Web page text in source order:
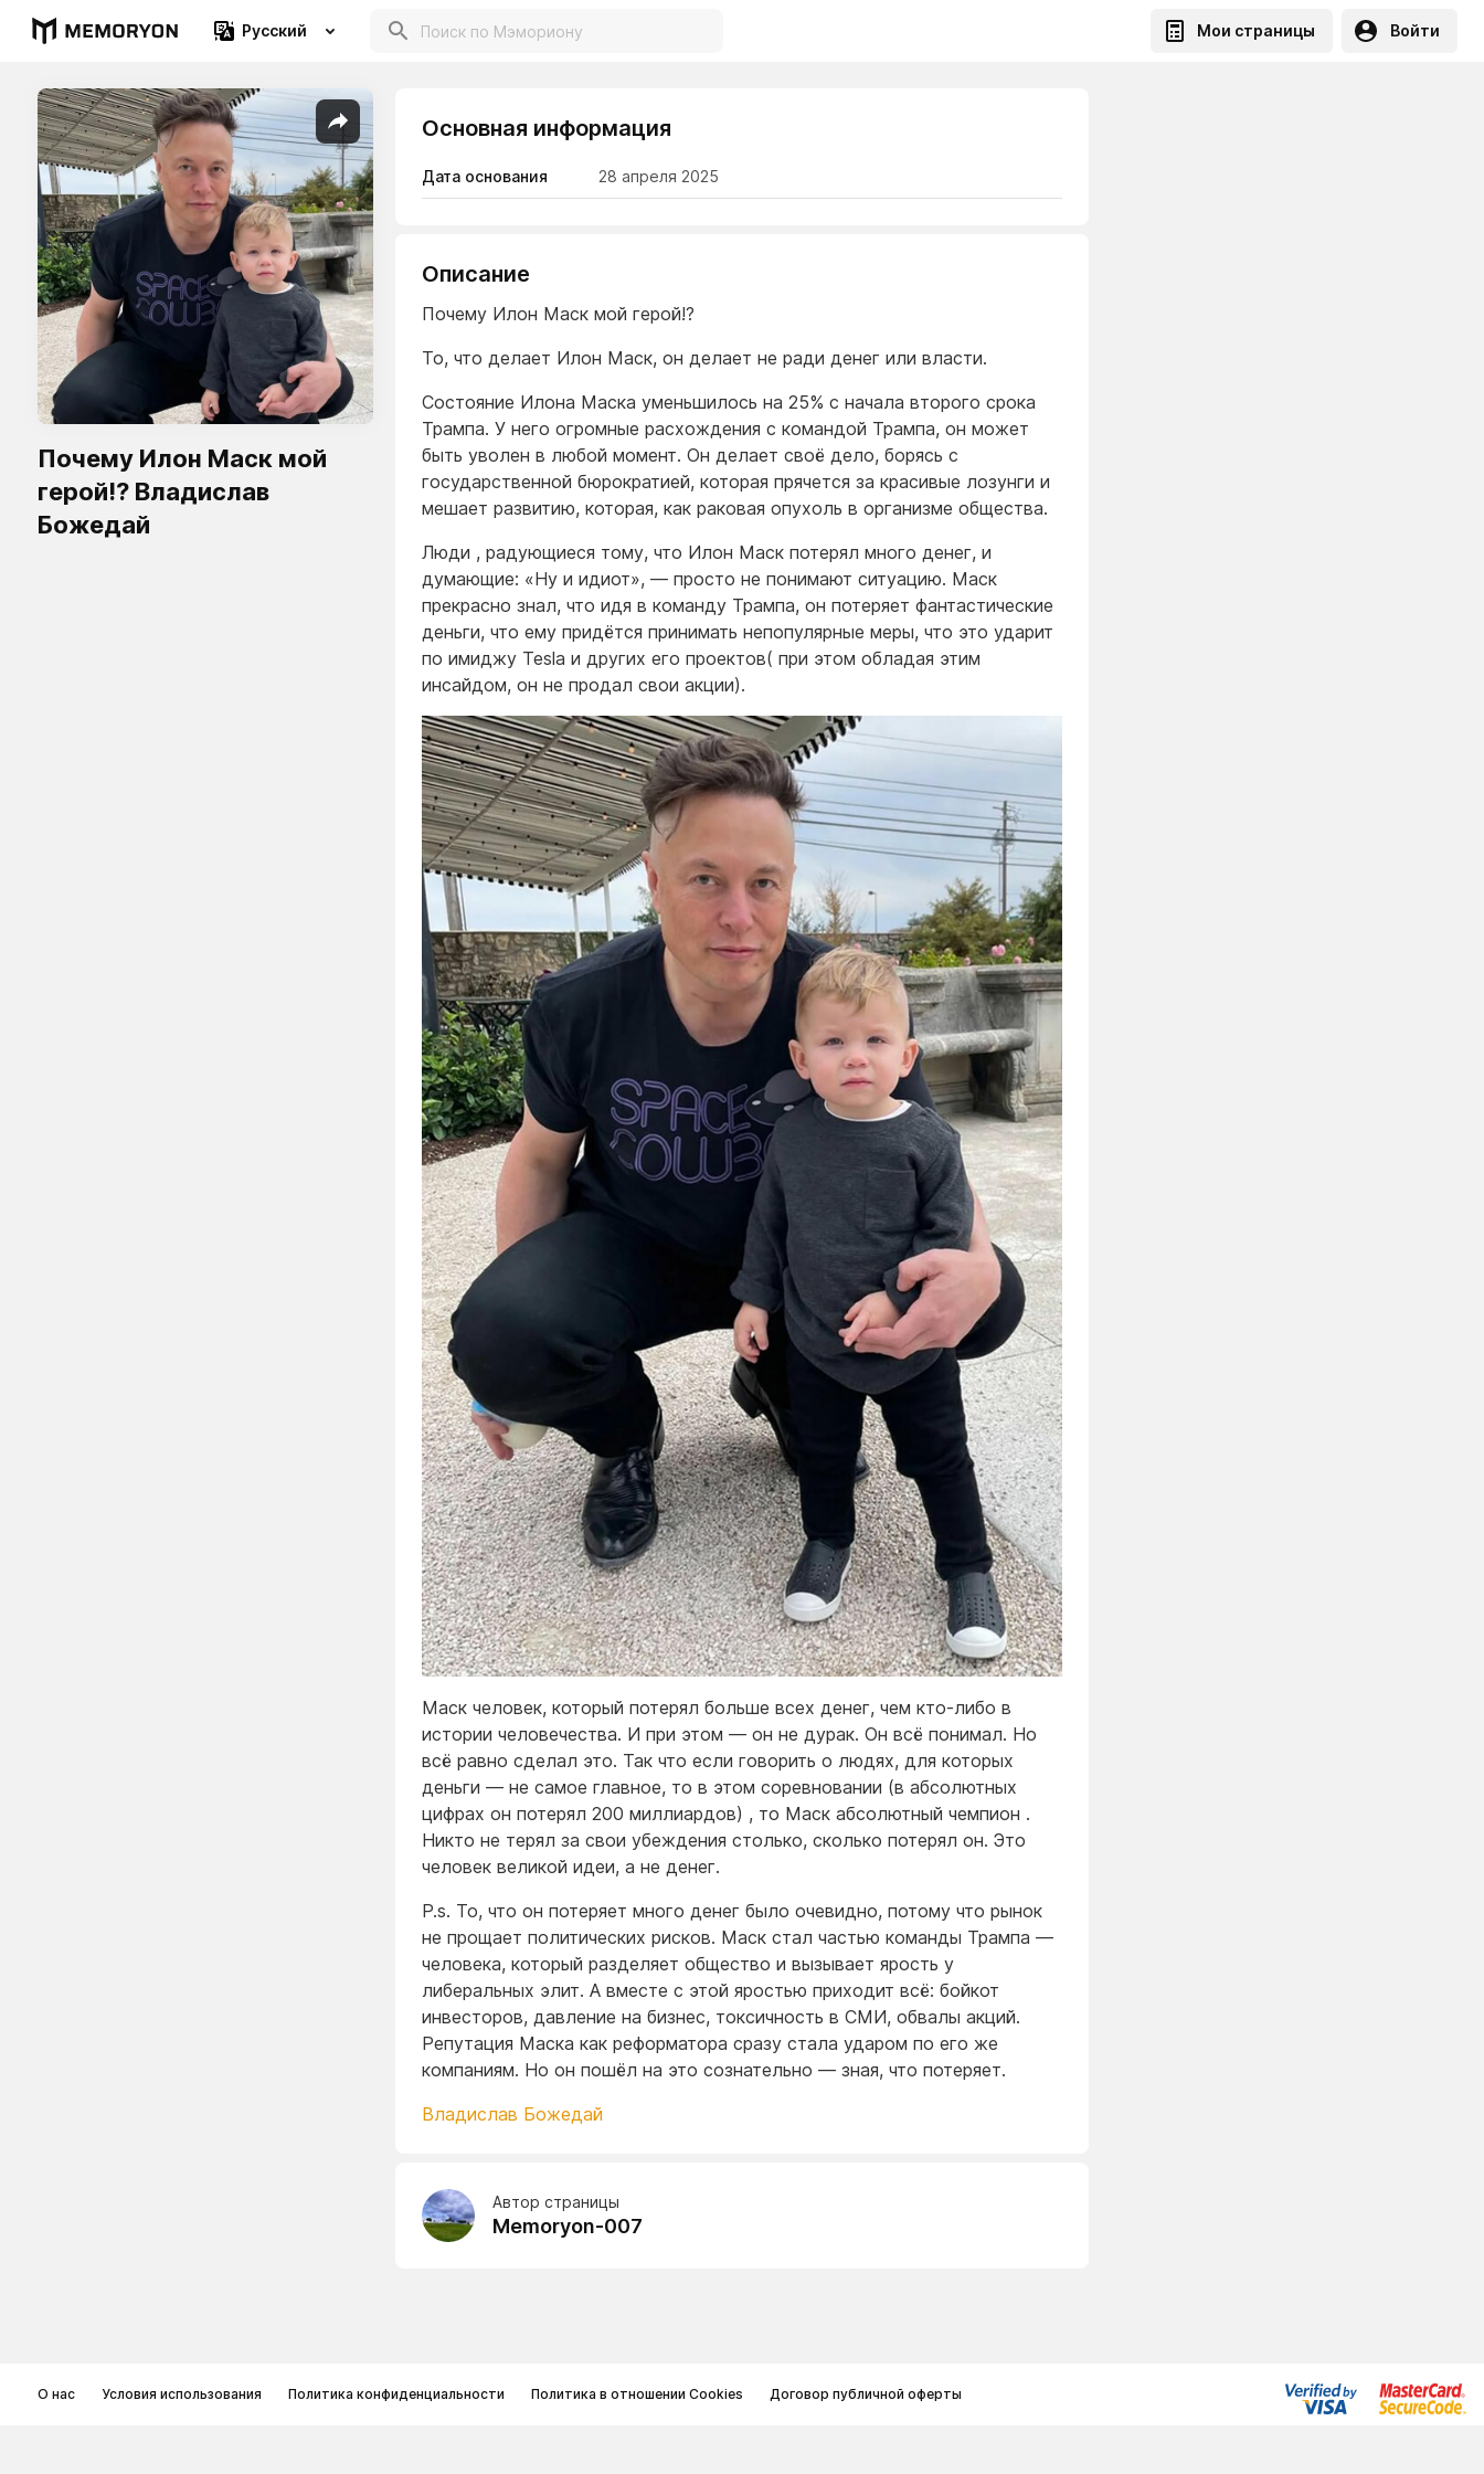
Русский Мои страницы Войти
Почему Илон Маск мой
герой!? Владислав
Божедай
Основная информация
Дата основания 28 апреля 2025
Описание
Почему Илон Маск мой герой!?
То, что делает Илон Маск, он делает не ради денег или власти.
Состояние Илона Маска уменьшилось на 25% с начала второго срока
Трампа. У него огромные расхождения с командой Трампа, он может
быть уволен в любой момент. Он делает своё дело, борясь с
государственной бюрократией, которая прячется за красивые лозунги и
мешает развитию, которая, как раковая опухоль в организме общества.
Люди , радующиеся тому, что Илон Маск потерял много денег, и
думающие: «Ну и идиот», — просто не понимают ситуацию. Маск
прекрасно знал, что идя в команду Трампа, он потеряет фантастические
деньги, что ему придётся принимать непопулярные меры, что это ударит
по имиджу Tesla и других его проектов( при этом обладая этим
инсайдом, он не продал свои акции).
Маск человек, который потерял больше всех денег, чем кто-либо в
истории человечества. И при этом — он не дурак. Он всё понимал. Но
всё равно сделал это. Так что если говорить о людях, для которых
деньги — не самое главное, то в этом соревновании (в абсолютных
цифрах он потерял 200 миллиардов) , то Маск абсолютный чемпион .
Никто не терял за свои убеждения столько, сколько потерял он. Это
человек великой идеи, а не денег.
P.s. То, что он потеряет много денег было очевидно, потому что рынок
не прощает политических рисков. Маск стал частью команды Трампа —
человека, который разделяет общество и вызывает ярость у
либеральных элит. А вместе с этой яростью приходит всё: бойкот
инвесторов, давление на бизнес, токсичность в СМИ, обвалы акций.
Репутация Маска как реформатора сразу стала ударом по его же
компаниям. Но он пошёл на это сознательно — зная, что потеряет.
Владислав Божедай
Автор страницы
Memoryon-007
О нас Условия использования Политика конфиденциальности Политика в отношении Cookies Договор публичной оферты